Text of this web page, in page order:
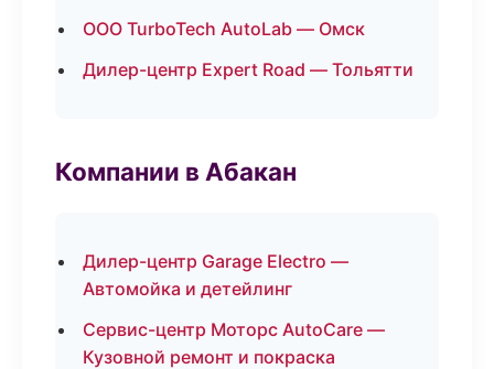
ООО TurboTech AutoLab — Омск
Дилер-центр Expert Road — Тольятти
Компании в Абакан
Дилер-центр Garage Electro —
Автомойка и детейлинг
Сервис-центр Моторс AutoCare —
Кузовной ремонт и покраска